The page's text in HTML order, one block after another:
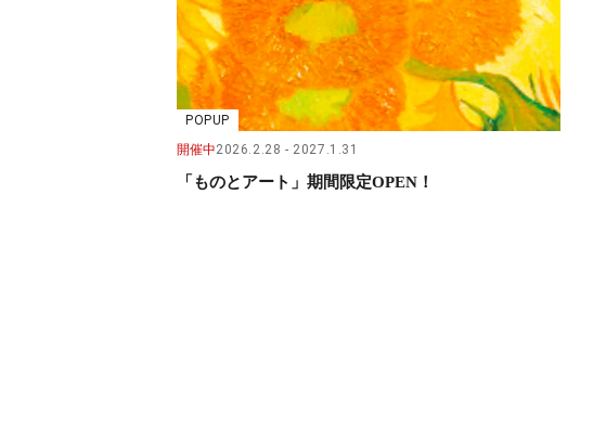
POPUP
開催中2026.2.28 2027.1.31
「ものとアート」期間限定OPEN！